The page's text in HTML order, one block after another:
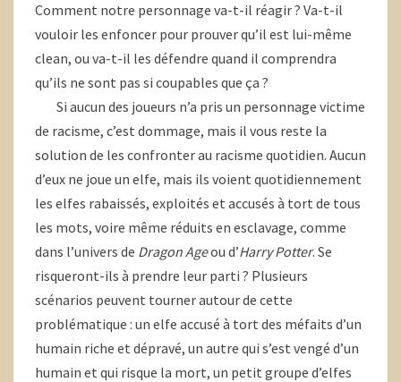
Comment notre personnage va-t-il réagir ? Va-t-il
vouloir les enfoncer pour prouver qu’il est lui-même
clean, ou va-t-il les défendre quand il comprendra
qu’ils ne sont pas si coupables que ça ?
Si aucun des joueurs n’a pris un personnage victime
de racisme, c’est dommage, mais il vous reste la
solution de les confronter au racisme quotidien. Aucun
d’eux ne joue un elfe, mais ils voient quotidiennement
les elfes rabaissés, exploités et accusés à tort de tous
les mots, voire même réduits en esclavage, comme
dans l’univers de Dragon Ageou d’Harry Potter. Se
risqueront-ils à prendre leur parti ? Plusieurs
scénarios peuvent tourner autour de cette
problématique : un elfe accusé à tort des méfaits d’un
humain riche et dépravé, un autre qui s’est vengé d’un
humain et qui risque la mort, un petit groupe d’elfes